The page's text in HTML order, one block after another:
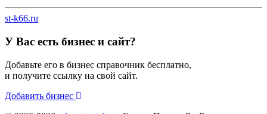
st-k66.ru
У Вас есть бизнес и сайт?
Добавьте его в бизнес справочник бесплатно,
и получите ссылку на свой сайт.
Добавить бизнес